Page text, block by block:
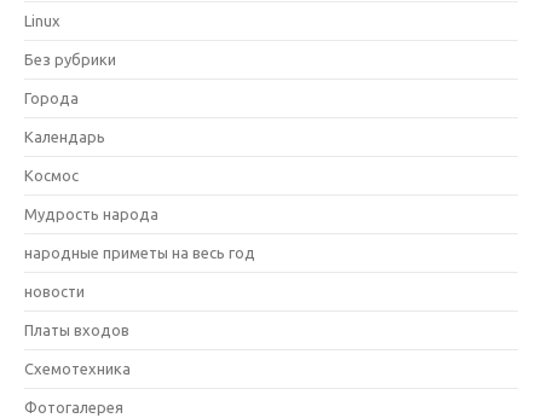
Linux
Без рубрики
Города
Календарь
Космос
Мудрость народа
народные приметы на весь год
новости
Платы входов
Схемотехника
Фотогалерея